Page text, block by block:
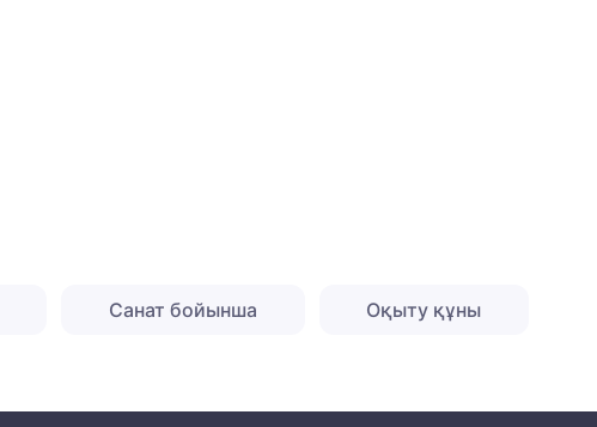
Санат бойынша Оқыту құны